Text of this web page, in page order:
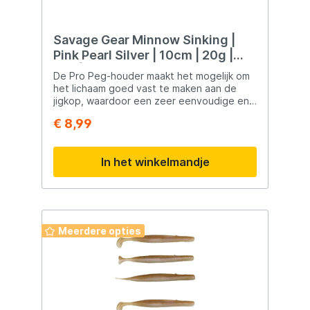
Savage Gear Minnow Sinking |
Pink Pearl Silver | 10cm | 20g |
2+1 | Shad
De Pro Peg-houder maakt het mogelijk om
het lichaam goed vast te maken aan de
jigkop, waardoor een zeer eenvoudige en
is voorgemonteerd met een glazen
verleidelijk geluid te geven.
Superrealistische details Levendige actie
Opstaande jigkop Haak van gesmeed
koolstofstaal Vertinde afwerking
houder voor effectieve grip Inclusief
reservestaart Tandenstokers meegeleverd
voor Pro Peg-montage
€ 8,99
In het winkelmandje
Meerdere opties